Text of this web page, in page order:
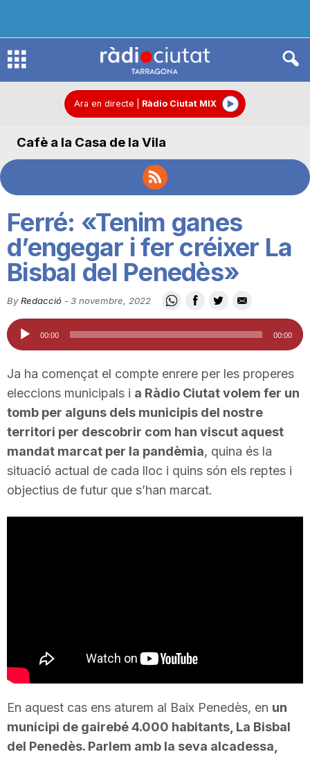
R
d
o
C
u
t
a
a
r
Ara en directe Ràdio Ciutat MIX
Cafè a la Casa de la Vila
Ferré: «Tenim ganes
d’engegar i fer créixer La
Bisbal del Penedès»
By Redacció -3 novembre, 2022
Reproductor
d'àudio
00:00 00:00
Ja ha començat el compte enrere per les properes
eleccions municipals i a Ràdio Ciutat volem fer un
tomb per alguns dels municipis del nostre
territori per descobrir com han viscut aquest
mandat marcat per la pandèmia, quina és la
situació actual de cada lloc i quins són els reptes i
objectius de futur que s’han marcat.
En aquest cas ens aturem al Baix Penedès, en un
municipi de gairebé 4.000 habitants, La Bisbal
del Penedès. Parlem amb la seva alcadessa,